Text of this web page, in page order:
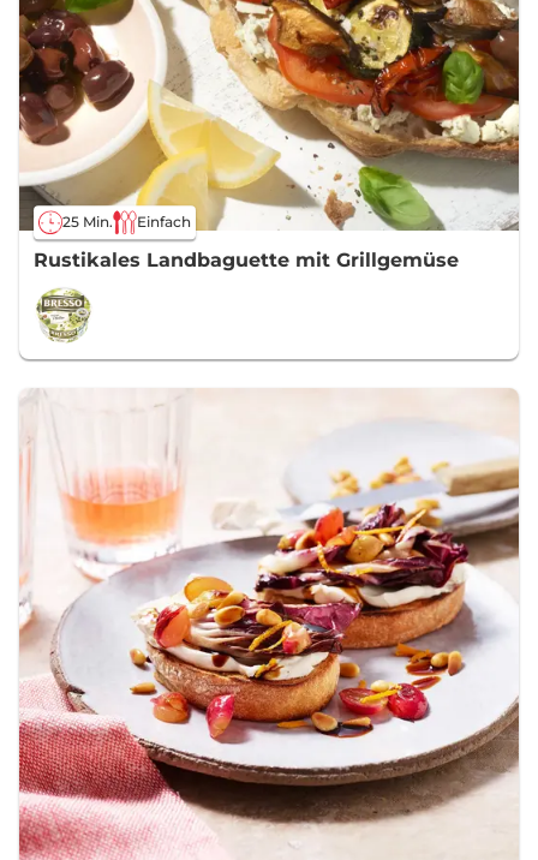
25 Min. Einfach
Rustikales Landbaguette mit Grillgemüse